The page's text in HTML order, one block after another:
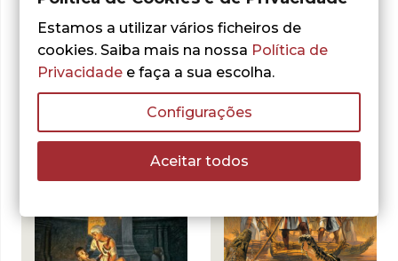
Esparta
16,50€ O
preço
original
era:
16,50 €.
11,55 € O
preço
atual
é:
11,55 €.
ADICIONAR
– O Uivo de Cibele
18,00 € O
original
era:
12,60€O
é:
ADICIONAR
Estamos a utilizar vários ficheiros de
cookies. Saiba mais na nossa Política de
Privacidade e faça a sua escolha.
Configurações
Aceitar todos